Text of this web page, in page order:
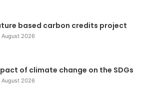
based carbon credits project
August 2026
of climate change on the SDGs
August 2026